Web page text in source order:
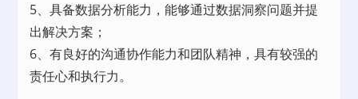
5、具备数据分析能力，能够通过数据洞察问题并提
出解决方案；
6、有良好的沟通协作能力和团队精神，具有较强的
责任心和执行力。